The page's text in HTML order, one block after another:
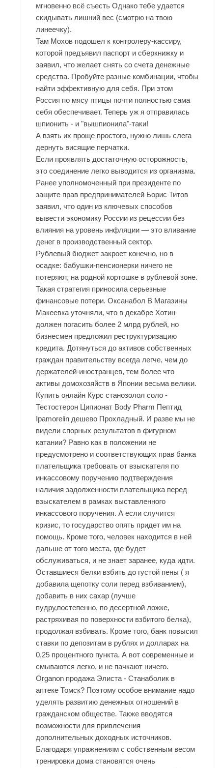
мгновенно всё съесть Однако тебе удается
скидывать лишний вес (смотрю на твою
линеечку).
Там Мохов подошел к контролеру-кассиру,
которой предъявил паспорт и сберкнижку и
заявил, что желает снять со счета денежные
средства. Пробуйте разные комбинации, чтобы
найти эффективную для себя. При этом
Россия по мясу птицы почти полностью сама
себя обеспечивает. Теперь уж я отправилась
шпионить - и "вышпионила"-таки!
А взять их проще простого, нужно лишь слега
дернуть висящие перчатки.
Если проявлять достаточную осторожность,
это соединение легко выводится из организма.
Ранее уполномоченный при президенте по
защите прав предпринимателей Борис Титов
заявил, что один из ключевых способов
вывести экономику России из рецессии без
влияния на уровень инфляции — это вливание
денег в производственный сектор.
Рублевый бюджет закроет конечно, но в
осадке: бабушки-пенсионерки ничего не
потеряют, на родной кортошке в рублевой зоне.
Такая стратегия приносила серьезные
финансовые потери. Оксанабол В Магазины
Макеевка уточняли, что в декабре Хотин
должен погасить более 2 млрд рублей, но
бизнесмен предложил реструктуризацию
кредита. Дотянуться до активов собственных
граждан правительству всегда легче, чем до
держателей-иностранцев, тем более что
активы домохозяйств в Японии весьма велики.
Купить онлайн Курс станозолол соло -
Тестостерон Ципионат Body Pharm Пептид
Ipamorelin дешево Прохладный. И разве мы не
видели спорных результатов в фигурном
катании? Равно как в положении не
предусмотрено и соответствующих прав банка
плательщика требовать от взыскателя по
инкассовому поручению подтверждения
наличия задолженности плательщика перед
взыскателем в рамках выставленного
инкассового поручения. А если случится
кризис, то государство опять придет им на
помощь. Кроме того, человек находится в ней
дальше от того места, где будет
обслуживаться, и не знает заранее, куда идти.
Оставшиеся белки взбить до густой пены ( я
добавила щепотку соли перед взбиванием),
добавить в них сахар (лучше
пудру,постепенно, по десертной ложке,
растряхивая по поверхности взбитого белка),
продолжая взбивать. Кроме того, банк повысил
ставки по депозитам в рублях и долларах на
0,25 процентного пункта. А вот современные и
смываются легко, и не пачкают ничего.
Organon продажа Элиста - Станаболик в
аптеке Томск? Поэтому особое внимание надо
уделять развитию денежных отношений в
гражданском обществе. Также вводятся
возможности для привлечения
дополнительных доходных источников.
Благодаря упражнениям с собственным весом
тренировки дома становятся очень